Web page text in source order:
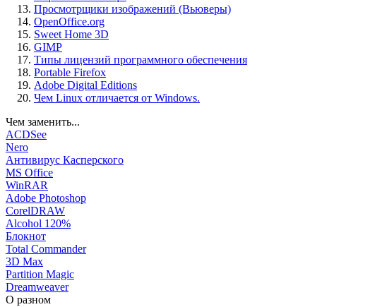
Просмотрщики изображений (Вьюверы)
OpenOffice.org
Sweet Home 3D
GIMP
Типы лицензий программного обеспечения
Portable Firefox
Adobe Digital Editions
Чем Linux отличается от Windows.
Чем заменить...
ACDSee
Nero
Антивирус Касперского
MS Office
WinRAR
Adobe Photoshop
CorelDRAW
Alcohol 120%
Блокнот
Total Commander
3D Max
Partition Magic
Dreamweaver
О разном